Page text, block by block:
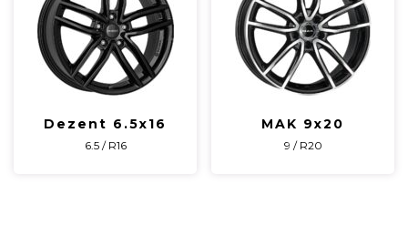
Dezent 6.5x16
6.5 / R16
MAK 9x20
9 / R20